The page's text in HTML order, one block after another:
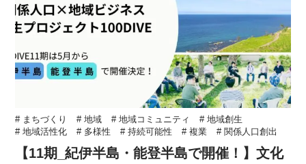
# まちづくり # 地域 # 地域コミュニティ
# 地域創生
# 地域活性化
# 多様性 # 持続可能性 # 複業 # 関係人口創出
【11期_紀伊半島・能登半島で開催！】文化